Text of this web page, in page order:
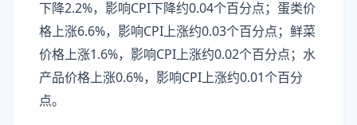
下降2.2%，影响CPI下降约0.04个百分点；蛋类价
格上涨6.6%，影响CPI上涨约0.03个百分点；鲜菜
价格上涨1.6%，影响CPI上涨约0.02个百分点；水
产品价格上涨0.6%，影响CPI上涨约0.01个百分
点。